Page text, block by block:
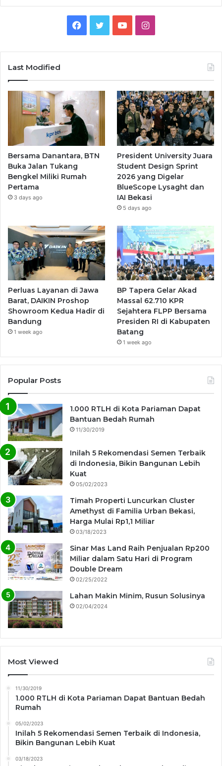
Facebook
TwitterYouTubeInstagram
Last Modified
Bersama Danantara, BTN
Buka Jalan Tukang
Bengkel Miliki Rumah
Pertama
3 days ago
President University Juara
Student Design Sprint
2026 yang Digelar
BlueScope Lysaght dan
IAI Bekasi
5 days ago
Perluas Layanan di Jawa
Barat, DAIKIN Proshop
Showroom Kedua Hadir di
Bandung
1 week ago
BP Tapera Gelar Akad
Massal 62.710 KPR
Sejahtera FLPP Bersama
Presiden RI di Kabupaten
Batang
1 week ago
Popular Posts
1.000 RTLH di Kota Pariaman Dapat
Bantuan Bedah Rumah
11/30/2019
Inilah 5 Rekomendasi Semen Terbaik
di Indonesia, Bikin Bangunan Lebih
Kuat
05/02/2023
Timah Properti Luncurkan Cluster
Amethyst di Familia Urban Bekasi,
Harga Mulai Rp1,1 Miliar
03/18/2023
Sinar Mas Land Raih Penjualan Rp200
Miliar dalam Satu Hari di Program
Double Dream
02/25/2022
Lahan Makin Minim, Rusun Solusinya
02/04/2024
Most Viewed
11/30/2019
1.000 RTLH di Kota Pariaman Dapat Bantuan Bedah
Rumah
05/02/2023
Inilah 5 Rekomendasi Semen Terbaik di Indonesia,
Bikin Bangunan Lebih Kuat
03/18/2023